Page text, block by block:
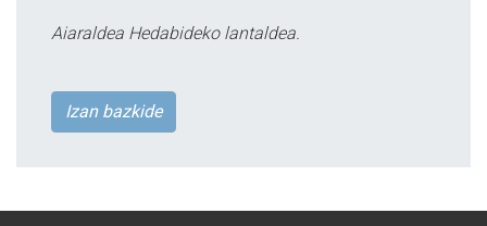
Aiaraldea Hedabideko lantaldea.
Izan bazkide